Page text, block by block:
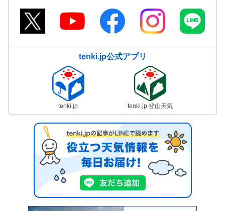
tenki.jp公式アプリ
tenki.jp tenki.jp 登山天気